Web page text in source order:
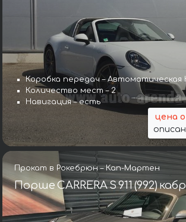
Коробка передач – Автоматическая
Количество мест – 2
Навигация – есть
цена
Прокат в Рокебрюн – Кап-Мартен
Порше CARRERA S 911 (992)